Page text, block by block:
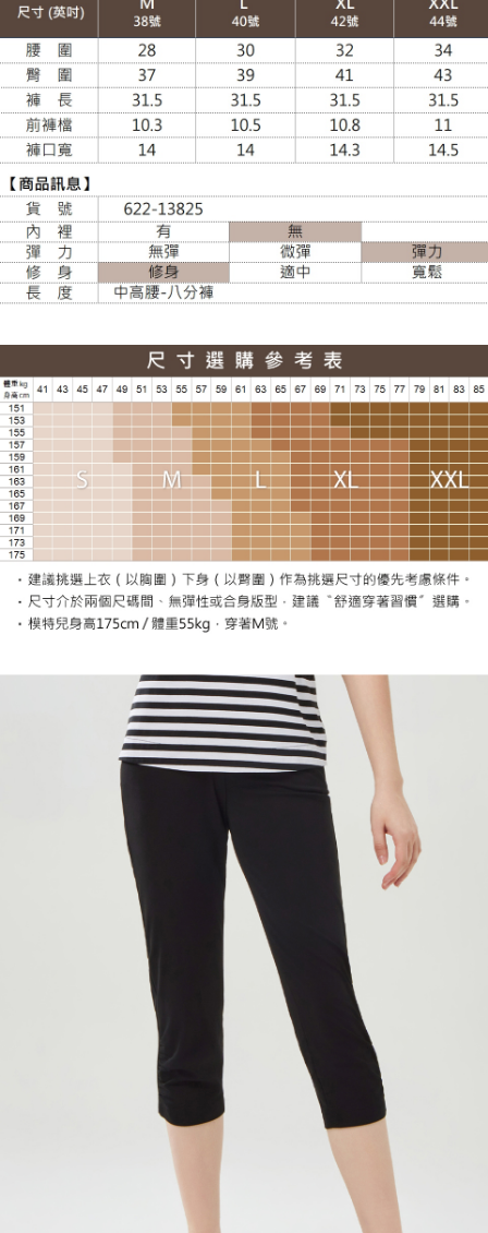
每筆NT$100，滿NT$988(含以上)免運費
付款後7-11取貨
每筆NT$100，滿NT$988(含以上)免運費
大嘴鳥宅配通
每筆NT$100，滿NT$988(含以上)免運費
貨到付款
每筆NT$120